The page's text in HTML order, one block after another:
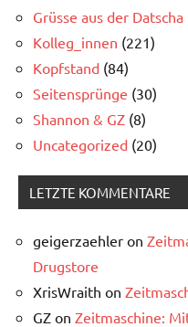
Grüsse aus der Datscha
Kolleg_innen (221)
Kopfstand (84)
Seitensprünge (30)
Shannon & GZ (8)
Uncategorized (20)
LETZTE KOMMENTARE
geigerzaehler on
Drugstore
XrisWraith on
GZ on Zeitmaschine: